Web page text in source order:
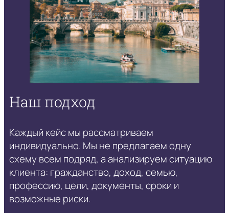
Наш подход
Каждый кейс мы рассматриваем
индивидуально. Мы не предлагаем одну
схему всем подряд, а анализируем ситуацию
клиента: гражданство, доход, семью,
профессию, цели, документы, сроки и
возможные риски.